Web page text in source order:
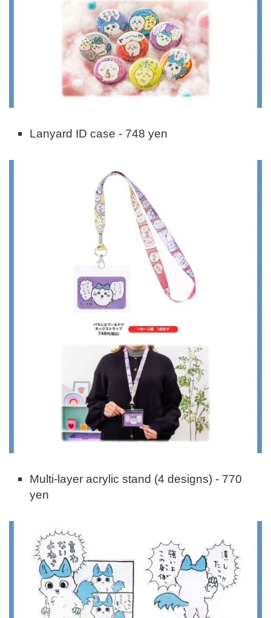
Lanyard ID case - 748 yen
Multi-layer acrylic stand (4 designs) - 770
yen